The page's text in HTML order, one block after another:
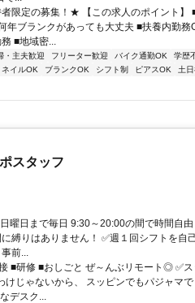
限定の募集！★ 【この求人のポイント】
年ブランクがあっても大丈夫 ■扶養内勤務
■地域密...
・主夫歓迎 フリーター歓迎 バイク通勤OK
学歴
ネイルOK ブランクOK シフト制 ピアスOK
土
スタッフ
曜日まで毎日 9:30～20:00の間で時間自由
縛りはありません！ ✅週１回シフトを自
前...
■研修 ■おしごと ぜ～んぶリモート◎ ✅ス
けじゃないから、 スッピンでもパジャマ
デスク...